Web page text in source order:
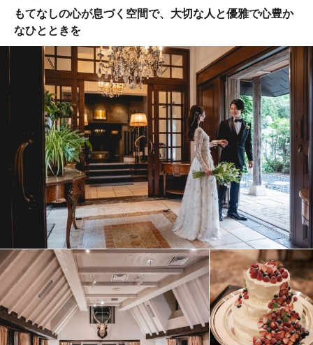
もてなしの心が息づく空間で、大切な人と優雅で心豊か
なひとときを